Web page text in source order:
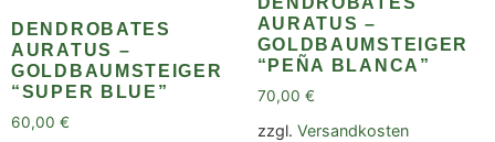
DENDROBATES
AURATUS –
GOLDBAUMSTEIGER
“SUPER BLUE”
60,00 €
AURATUS –
GOLDBAUMSTEIGER
“PEÑA BLANCA”
70,00 €
zzgl. Versandkosten